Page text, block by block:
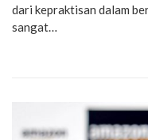
dari kepraktisan dalam
sangat…